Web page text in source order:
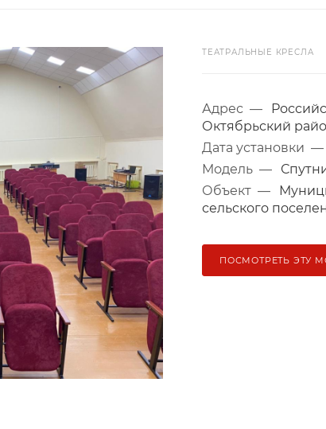
ТЕАТРАЛЬНЫЕ КРЕСЛА
Адрес —
Октябрьский
Дата установки —
Модель —
Объект —
сельского
ПОСМОТРЕТЬ ЭТУ